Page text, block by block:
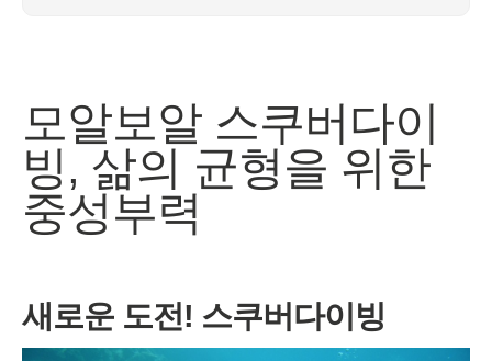
모알보알 스쿠버다이
빙, 삶의 균형을 위한
중성부력
새로운 도전! 스쿠버다이빙